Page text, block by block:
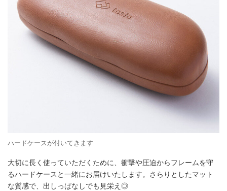
ハードケースが付いてきます
大切に長く使っていただくために、衝撃や圧迫からフレームを守
るハードケースと一緒にお届けいたします。さらりとしたマット
な質感で、出しっぱなしでも見栄え◎